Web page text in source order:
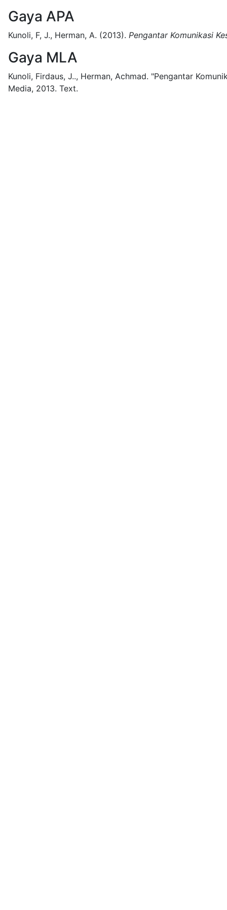
Gaya APA
Kunoli, F, J., Herman, A. (2013). Pengantar Komunikasi
Gaya MLA
Kunoli, Firdaus, J.., Herman, Achmad. "Pengantar
Media, 2013. Text.